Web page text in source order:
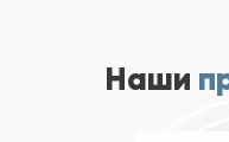
Наши